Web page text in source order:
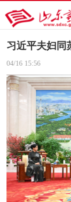
习近平夫妇同
04/16 15:56